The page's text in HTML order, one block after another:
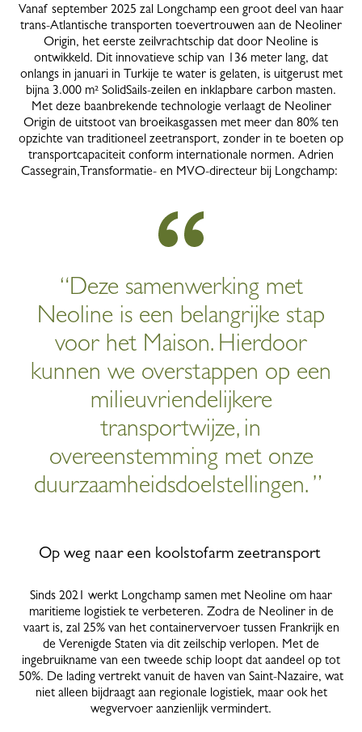
Vanaf september 2025 zal Longchamp een groot deel van haar
trans-Atlantische transporten toevertrouwen aan de Neoliner
Origin, het eerste zeilvrachtschip dat door Neoline is
ontwikkeld. Dit innovatieve schip van 136 meter lang, dat
onlangs in januari in Turkije te water is gelaten, is uitgerust met
bijna 3.000 m² SolidSails-zeilen en inklapbare carbon masten.
Met deze baanbrekende technologie verlaagt de Neoliner
Origin de uitstoot van broeikasgassen met meer dan 80% ten
opzichte van traditioneel zeetransport, zonder in te boeten op
transportcapaciteit conform internationale normen. Adrien
Cassegrain,Transformatie- en MVO-directeur bij Longchamp:
“Deze samenwerking met
Neoline is een belangrijke stap
voor het Maison. Hierdoor
kunnen we overstappen op een
milieuvriendelijkere
transportwijze, in
overeenstemming met onze
duurzaamheidsdoelstellingen. ”
Op weg naar een koolstofarm zeetransport
Sinds 2021 werkt Longchamp samen met Neoline om haar
maritieme logistiek te verbeteren. Zodra de Neoliner in de
vaart is, zal 25% van het containervervoer tussen Frankrijk en
de Verenigde Staten via dit zeilschip verlopen. Met de
ingebruikname van een tweede schip loopt dat aandeel op tot
50%. De lading vertrekt vanuit de haven van Saint-Nazaire, wat
niet alleen bijdraagt aan regionale logistiek, maar ook het
wegvervoer aanzienlijk vermindert.